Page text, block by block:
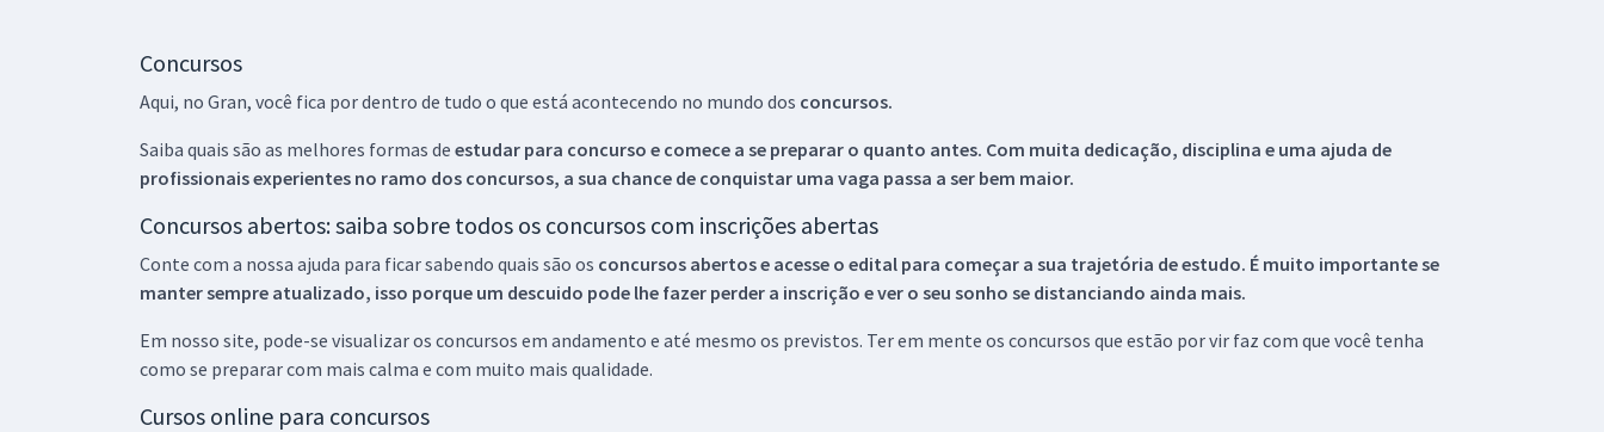
Concursos
Aqui, no Gran, você fica por dentro de tudo o que está acontecendo no mundo dos concursos.
Saiba quais são as melhores formas de estudar para concurso e comece a se preparar o quanto antes. Com muita dedicação, disciplina e uma ajuda de
profissionais experientes no ramo dos concursos, a sua chance de conquistar uma vaga passa a ser bem maior.
Concursos abertos: saiba sobre todos os concursos com inscrições abertas
Conte com a nossa ajuda para ficar sabendo quais são os concursos abertos e acesse o edital para começar a sua trajetória de estudo. É muito importante se
manter sempre atualizado, isso porque um descuido pode lhe fazer perder a inscrição e ver o seu sonho se distanciando ainda mais.
Em nosso site, pode-se visualizar os concursos em andamento e até mesmo os previstos. Ter em mente os concursos que estão por vir faz com que você tenha
como se preparar com mais calma e com muito mais qualidade.
Cursos online para concursos